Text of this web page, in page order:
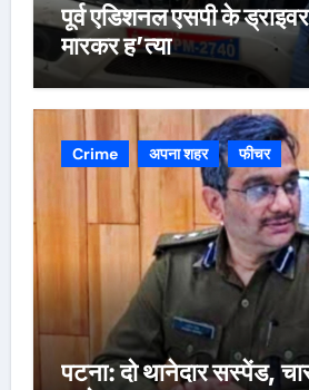
पूर्व एडिशनल एसपी के
मारकर ह’त्या
Crime अपना शहर फीचर
पटना: दो थानेदार सस्पेंड,